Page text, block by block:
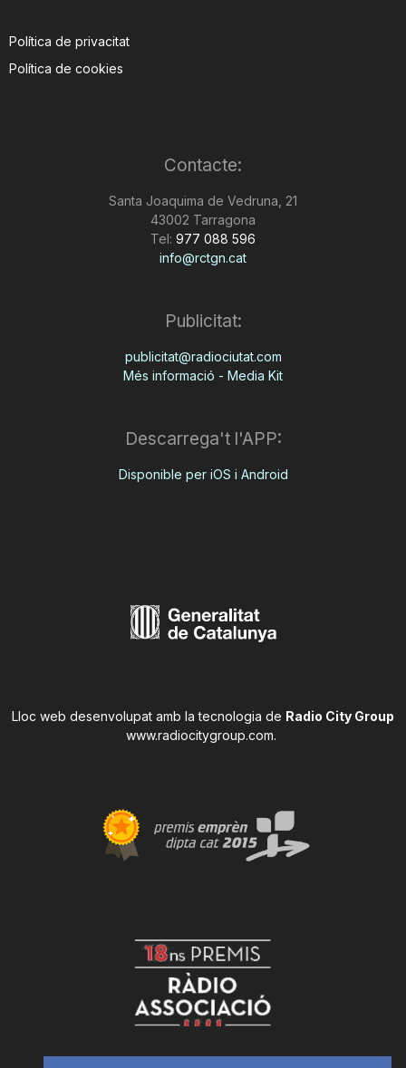
Política de privacitat
Política de cookies
Contacte:
Santa Joaquima de Vedruna, 21
43002 Tarragona
Tel: 977 088 596
info@rctgn.cat
Publicitat:
publicitat@radiociutat.com
Més informació - Media Kit
Descarrega't l'APP:
Disponible per iOS i Android
Lloc web desenvolupat amb la tecnologia de Radio City Group
www.radiocitygroup.com.